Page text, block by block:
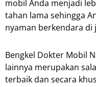
mobil Anda menjadi
tahan lama sehingga
nyaman berkendara di
Bengkel Dokter Mobil
lainnya merupakan
terbaik dan secara